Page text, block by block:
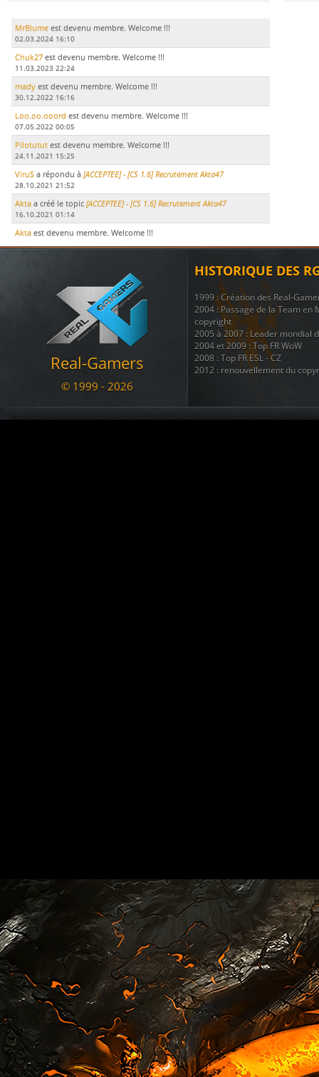
MrBlume est devenu membre. Welcome !!!
02.03.2024 16:10
Chuk27 est devenu membre. Welcome !!!
11.03.2023 22:24
mady est devenu membre. Welcome !!!
30.12.2022 16:16
Loo.oo.ooord est devenu membre. Welcome !!!
07.05.2022 00:05
Pilotutut est devenu membre. Welcome !!!
24.11.2021 15:25
ViruS a répondu à [ACCEPTEE] - [CS 1.6] Recrutement Akta47
28.10.2021 21:52
Akta a créé le topic [ACCEPTEE] - [CS 1.6] Recrutement Akta47
16.10.2021 01:14
Akta est devenu membre. Welcome !!!
Le Marsouina créé le topicban
17.11.2020 21:51
a créé le topic BAN
05.11.2020 17:07
[RG - LOL] vs. NyanTrain
02.11.2020 12:56
02.11.2020 12:43
KADOZERRest devenu membre. Welcome !!!
30.08.2020 12:38
Real-Gamers
© 1999 - 2026
HISTORIQUE DES
1999 : Création des Real-
2004 : Passage de la Team
copyright
2005 à 2007 : Leader mondial
2004 et 2009 : Top FR WoW
2008 : Top FR ESL - CZ
2012 : renouvellement du
regroupant 8 autres sites (
ainsi que + d'une douzaine de